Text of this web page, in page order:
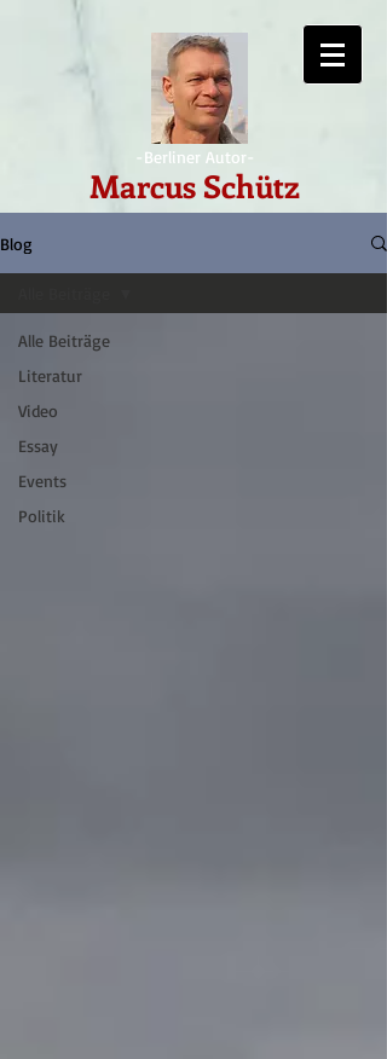
-Berliner Autor-
Marcus Schütz
Blog
Alle Beiträge
Literatur
Video
Essay
Events
Politik